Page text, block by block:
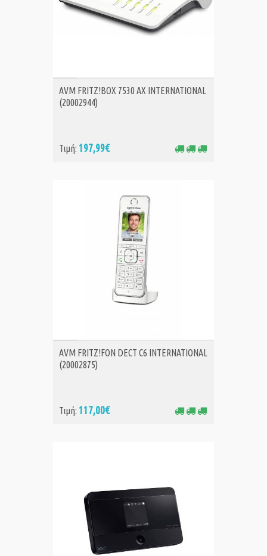
ΑΓΟΡΑ
AVM FRITZ!BOX 7530 AX INTERNATIONAL
(20002944)
Τιμή: 197,99€
ΑΓΟΡΑ
AVM FRITZ!FON DECT C6 INTERNATIONAL
(20002875)
Τιμή: 117,00€